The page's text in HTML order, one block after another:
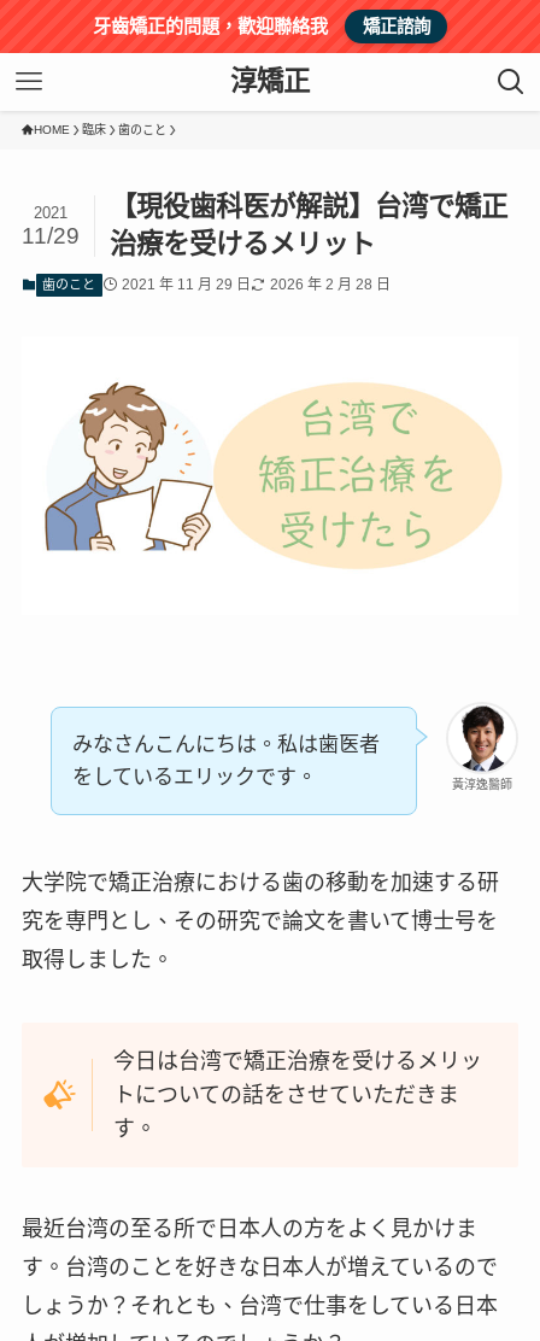
牙齒矯正的問題，歡迎聯絡我 矯正諮詢
淳矯正
HOME 臨床 歯のこと
【現役歯科医が解説】台湾で矯正
治療を受けるメリット
2021
11/29
歯のこと 2021 年 11 月 29 日 2026 年 2 月 28 日
黃淳逸醫師
みなさんこんにちは。私は歯医者
をしているエリックです。
大学院で矯正治療における歯の移動を加速する研
究を専門とし、その研究で論文を書いて博士号を
取得しました。
今日は台湾で矯正治療を受けるメリッ
トについての話をさせていただきま
す。
最近台湾の至る所で日本人の方をよく見かけま
す。台湾のことを好きな日本人が増えているので
しょうか？それとも、台湾で仕事をしている日本